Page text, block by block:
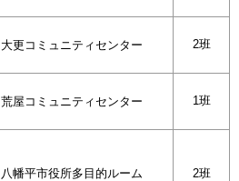
大更コミュニティセンター 2班
荒屋コミュニティセンター 1班
八幡平市役所多目的ルーム 2班